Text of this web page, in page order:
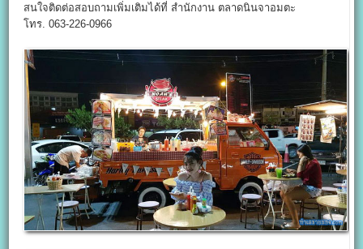
สนใจติดต่อสอบถามเพิ่มเติมได้ที่ สำนักงาน ตลาดนินจาอมตะ
โทร. 063-226-0966